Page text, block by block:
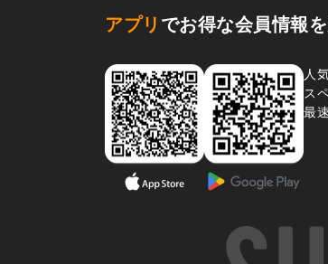
アプリ でお得な会員情報
人
ス
最